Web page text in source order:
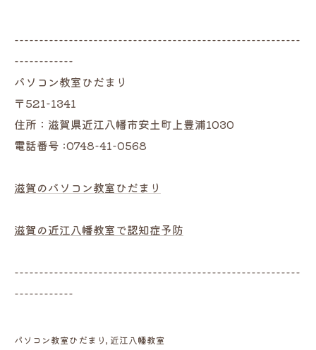
----------------------------------------------------------
------------
パソコン教室ひだまり
〒521-1341
住所：滋賀県近江八幡市安土町上豊浦1030
電話番号 :0748-41-0568
滋賀のパソコン教室ひだまり
滋賀の近江八幡教室で認知症予防
----------------------------------------------------------
------------
パソコン教室ひだまり 近江八幡教室